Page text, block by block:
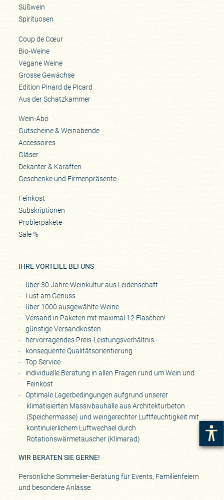
Süßwein
Spirituosen
Coup de Cœur
Bio-Weine
Vegane Weine
Grosse Gewächse
Edition Pinard de Picard
Aus der Schatzkammer
Wein-Abo
Gutscheine & Weinabende
Accessoires
Gläser
Dekanter & Karaffen
Geschenke und Firmenpräsente
Feinkost
Subskriptionen
Probierpakete
Sale %
IHRE VORTEILE BEI UNS
über 30 Jahre Weinkultur aus Leidenschaft
Lust am Genuss
über 1000 ausgewählte Weine
Versand in Paketen mit maximal 12 Flaschen!
günstige Versandkosten
hervorragendes Preis-Leistungsverhältnis
konsequente Qualitätsorientierung
Top Service
individuelle Beratung in allen Fragen rund um Wein und
Feinkost
Optimale Lagerbedingungen aufgrund unserer
klimatisierten Massivbauhalle aus Architekturbeton
(Speichermasse) und weingerechter Luftfeuchtigkeit mit
kontinuierlichem Luftwechsel durch
Rotationswärmetauscher (Klimarad)
WIR BERATEN SIE GERNE!
Persönliche Sommelier-Beratung für Events, Familienfeiern
und besondere Anlässe.